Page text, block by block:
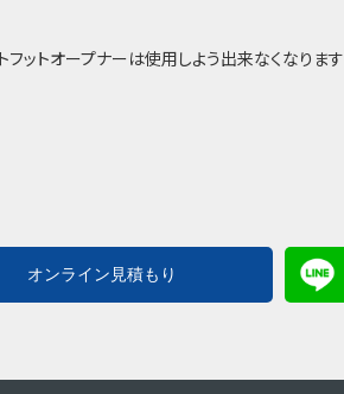
ットオープナーは使用しよう出来なくなります